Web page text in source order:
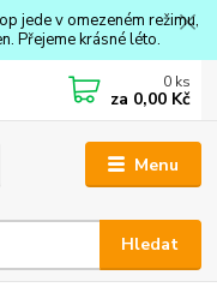
jede v omezeném režimu,
Přejeme krásné léto.
Menu
Hledat
0 ks
za 0,00 Kč